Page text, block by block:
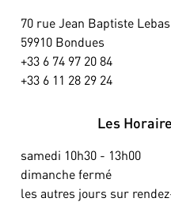
70 rue Jean Baptiste Lebas
59910 Bondues
+33 6 74 97 20 84
+33 6 11 28 29 24
Les
samedi 10h30 - 13h00
dimanche fermé
les autres jours sur